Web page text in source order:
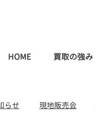
HOME 買取の強み
らせ 現地販売会